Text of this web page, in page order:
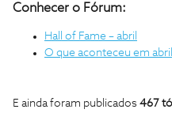
Conhecer o Fórum:
Hall of Fame – abril
O que aconteceu em
E ainda foram publicados 467